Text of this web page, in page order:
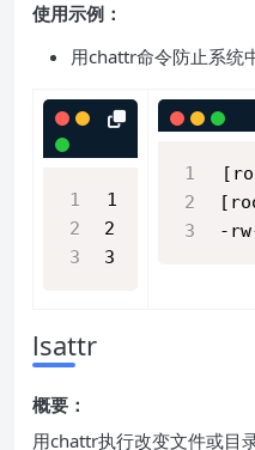
使用示例：
用chattr命令防止系统
1
2
3
-
lsattr
概要：
用chattr执行改变文件或目